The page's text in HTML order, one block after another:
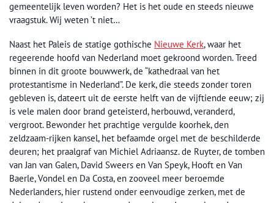
gemeentelijk leven worden? Het is het oude en steeds nieuwe
vraagstuk. Wij weten ’t niet…
Naast het Paleis de statige gothische Nieuwe Kerk, waar het
regeerende hoofd van Nederland moet gekroond worden. Treed
binnen in dit groote bouwwerk, de “kathedraal van het
protestantisme in Nederland”. De kerk, die steeds zonder toren
gebleven is, dateert uit de eerste helft van de vijftiende eeuw; zij
is vele malen door brand geteisterd, herbouwd, veranderd,
vergroot. Bewonder het prachtige vergulde koorhek, den
zeldzaam-rijken kansel, het befaamde orgel met de beschilderde
deuren; het praalgraf van Michiel Adriaansz. de Ruyter, de tomben
van Jan van Galen, David Sweers en Van Speyk, Hooft en Van
Baerle, Vondel en Da Costa, en zooveel meer beroemde
Nederlanders, hier rustend onder eenvoudige zerken, met de